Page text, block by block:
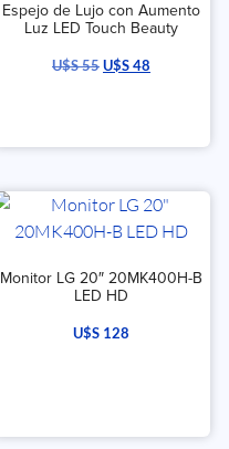
Espejo de Lujo con Aumento
Luz LED Touch Beauty
U$S55U$S48
Monitor LG 20″ 20MK400H-B
LED HD
U$S 128